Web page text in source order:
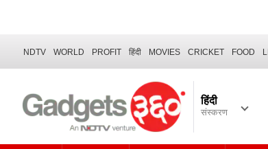
NDTV WORLD PROFIT हिंदी MOVIES CRICKET FOOD
हिंदी
संस्करण